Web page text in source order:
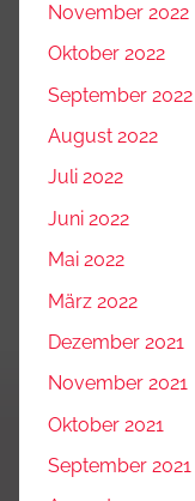
November 2022
Oktober 2022
September 2022
August 2022
Juli 2022
Juni 2022
Mai 2022
März 2022
Dezember 2021
November 2021
Oktober 2021
September 2021